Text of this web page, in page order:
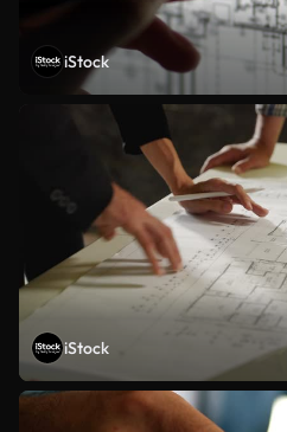
iStock
iStock